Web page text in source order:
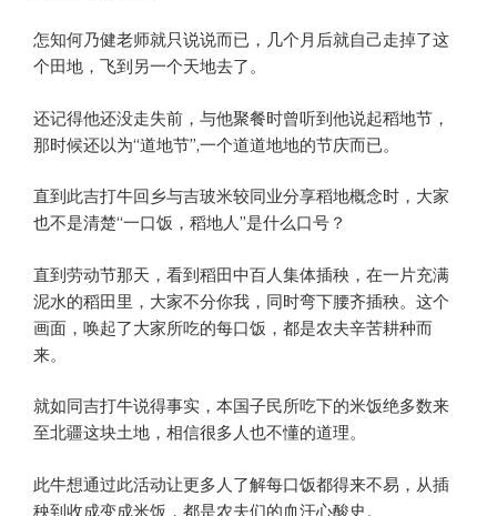
怎知何乃健老师就只说说而已，几个月后就自己走掉了这
个田地，飞到另一个天地去了。
还记得他还没走失前，与他聚餐时曾听到他说起稻地节，
那时候还以为“道地节”,一个道道地地的节庆而已。
直到此吉打牛回乡与吉玻米较同业分享稻地概念时，大家
也不是清楚“一口饭，稻地人”是什么口号？
直到劳动节那天，看到稻田中百人集体插秧，在一片充满
泥水的稻田里，大家不分你我，同时弯下腰齐插秧。这个
画面，唤起了大家所吃的每口饭，都是农夫辛苦耕种而
来。
就如同吉打牛说得事实，本国子民所吃下的米饭绝多数来
至北疆这块土地，相信很多人也不懂的道理。
此牛想通过此活动让更多人了解每口饭都得来不易，从插
秧到收成变成米饭，都是农夫们的血汗心酸史。